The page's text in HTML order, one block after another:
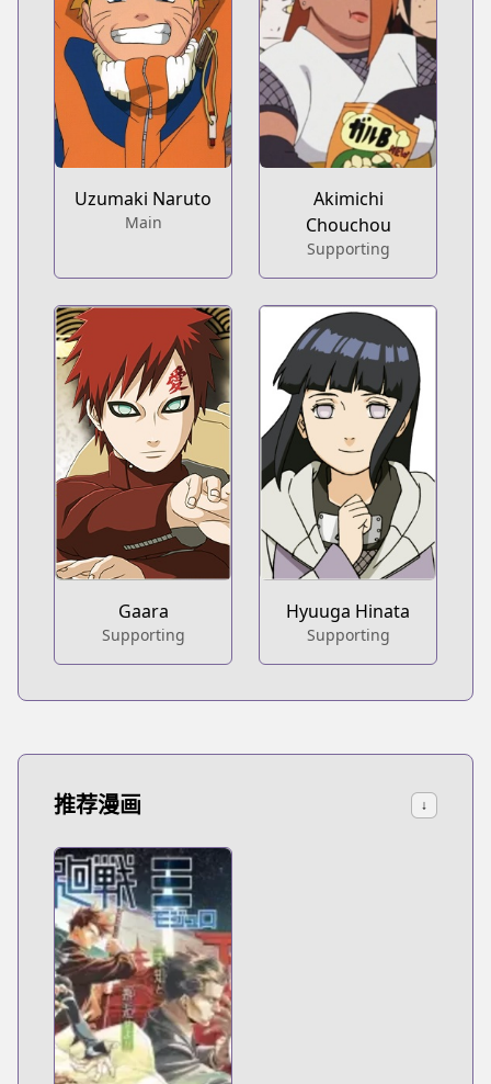
Uzumaki Naruto
Main
Akimichi
Chouchou
Supporting
Gaara
Supporting
Hyuuga Hinata
Supporting
推荐漫画 ↓